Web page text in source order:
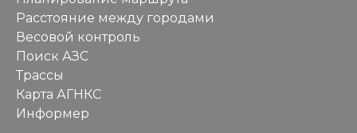
Расстояние между городами
Весовой контроль
Поиск АЗС
Трассы
Карта АГНКС
Информер